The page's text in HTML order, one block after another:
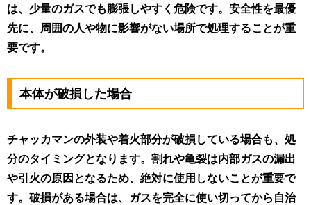
は、少量のガスでも膨張しやすく危険です。安全性を最優
先に、周囲の人や物に影響がない場所で処理することが重
要です。
本体が破損した場合
チャッカマンの外装や着火部分が破損している場合も、処
分のタイミングとなります。割れや亀裂は内部ガスの漏出
や引火の原因となるため、絶対に使用しないことが重要で
す。破損がある場合は、ガスを完全に使い切ってから自治